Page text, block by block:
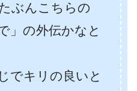
ぶんこちらの
」の外伝かなと
でキリの良いと